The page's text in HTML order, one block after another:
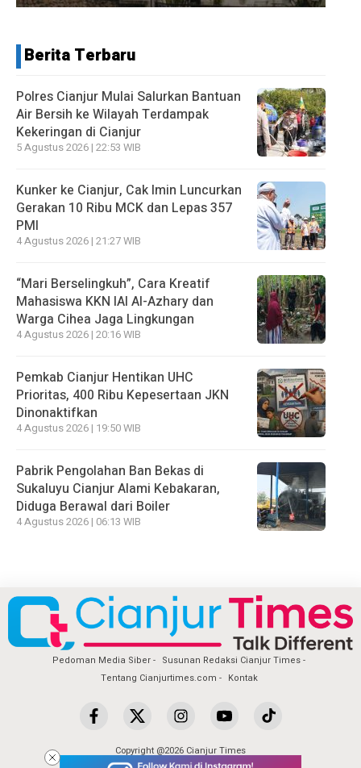
Berita Terbaru
Polres Cianjur Mulai Salurkan Bantuan
Air Bersih ke Wilayah Terdampak
Kekeringan di Cianjur
5 Agustus 2026 | 22:53 WIB
Kunker ke Cianjur, Cak Imin Luncurkan
Gerakan 10 Ribu MCK dan Lepas 357
PMI
4 Agustus 2026 | 21:27 WIB
“Mari Berselingkuh”, Cara Kreatif
Mahasiswa KKN IAI Al-Azhary dan
Warga Cihea Jaga Lingkungan
4 Agustus 2026 | 20:16 WIB
Pemkab Cianjur Hentikan UHC
Prioritas, 400 Ribu Kepesertaan JKN
Dinonaktifkan
4 Agustus 2026 | 19:50 WIB
Pabrik Pengolahan Ban Bekas di
Sukaluyu Cianjur Alami Kebakaran,
Diduga Berawal dari Boiler
4 Agustus 2026 | 06:13 WIB
Pedoman Media Siber
Susunan Redaksi Cianjur Times
Tentang Cianjurtimes.com
Kontak
Copyright @2026 Cianjur Times